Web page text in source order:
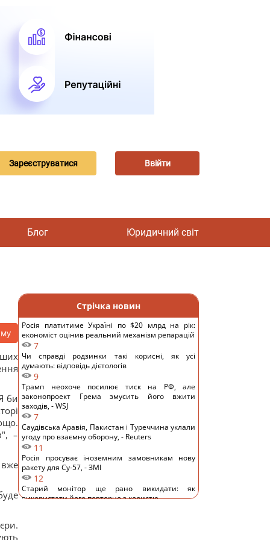
Зареєструватися Ввійти
Блог Юридичний світ
би
–
Стрічка новин
Росія платитиме Україні по $20 млрд на рік:
економіст оцінив реальний механізм репарацій
7
Чи справді родзинки такі корисні, як усі
думають: відповідь дієтологів
9
Трамп неохоче посилює тиск на РФ, але
законопроект Грема змусить його вжити
заходів, - WSJ
7
Саудівська Аравія, Пакистан і Туреччина уклали
угоду про взаємну оборону, - Reuters
11
Росія просуває іноземним замовникам нову
ракету для Су-57, - ЗМІ
12
Старий монітор ще рано викидати: як
використати його повторно з користю